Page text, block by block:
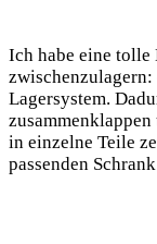
Ich habe eine tolle
Lagersystem.
in einzelne ⁣Teile
passenden